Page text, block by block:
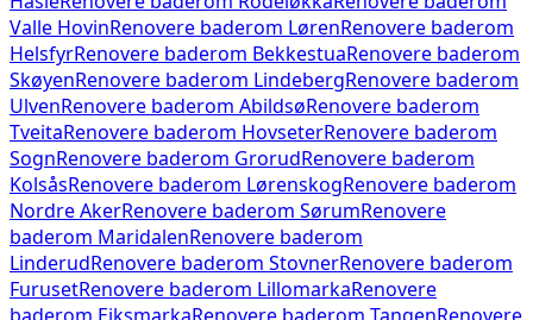
Valle HovinRenovere baderom LørenRenovere baderom
HelsfyrRenovere baderom BekkestuaRenovere baderom
SkøyenRenovere baderom LindebergRenovere baderom
UlvenRenovere baderom AbildsøRenovere baderom
TveitaRenovere baderom HovseterRenovere baderom
SognRenovere baderom GrorudRenovere baderom
KolsåsRenovere baderom LørenskogRenovere baderom
Nordre AkerRenovere baderom SørumRenovere
baderom MaridalenRenovere baderom
LinderudRenovere baderom StovnerRenovere baderom
FurusetRenovere baderom LillomarkaRenovere